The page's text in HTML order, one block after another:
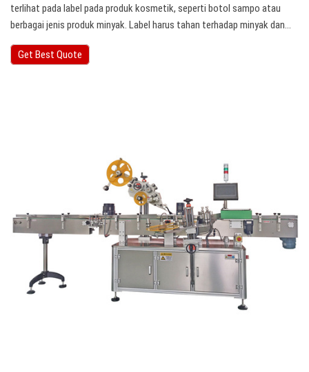
terlihat pada label pada produk kosmetik, seperti botol sampo atau
berbagai jenis produk minyak. Label harus tahan terhadap minyak dan…
Get Best Quote